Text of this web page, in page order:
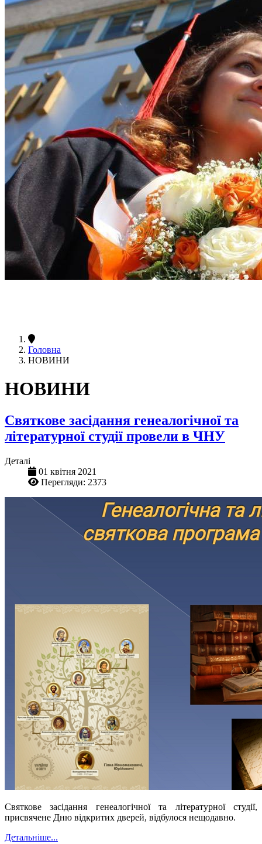
Головна
НОВИНИ
НОВИНИ
Святкове засідання генеалогічної та
літературної студії провели в ЧНУ
Деталі
01 квітня 2021
Перегляди: 2373
Святкове засідання генеалогічної та літературної студії,
присвячене Дню відкритих дверей, відбулося нещодавно.
Детальніше...